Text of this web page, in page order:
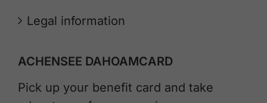
Legal information
ACHENSEE DAHOAMCARD
Pick up your benefit card and take